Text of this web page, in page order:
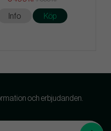
Info Köp
och erbjudanden.